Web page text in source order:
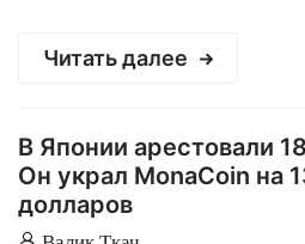
Читать далее
В Японии арестовали
Он украл MonaCoin на
долларов